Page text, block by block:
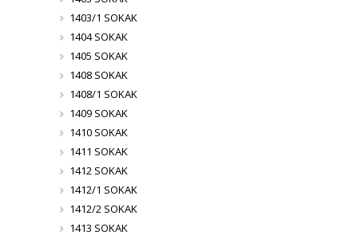
1403/1 SOKAK
1404 SOKAK
1405 SOKAK
1408 SOKAK
1408/1 SOKAK
1409 SOKAK
1410 SOKAK
1411 SOKAK
1412 SOKAK
1412/1 SOKAK
1412/2 SOKAK
1413 SOKAK